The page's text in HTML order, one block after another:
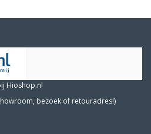
Hioshop.nl
bezoek of retouradres!)